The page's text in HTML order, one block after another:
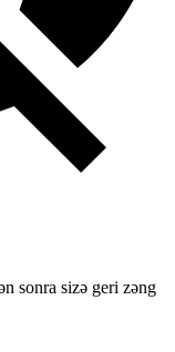
sonra sizə geri zəng